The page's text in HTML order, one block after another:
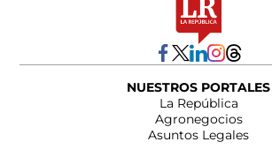
NUESTROS PORTALES
La República
Agronegocios
Asuntos Legales